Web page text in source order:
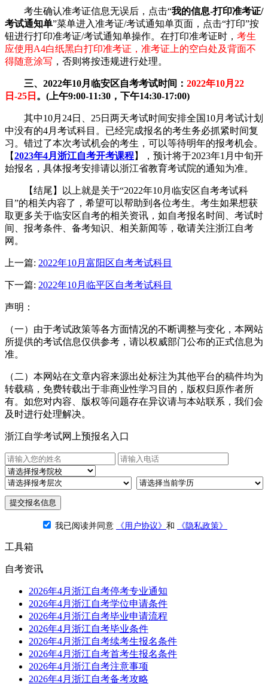
考生确认准考证信息无误后，点击“我的信息-打印准考证/
考试通知单”菜单进入准考证/考试通知单页面，点击“打印”按
钮进行打印准考证/考试通知单操作。在打印准考证时， 考生
应使用A4白纸黑白打印准考证，准考证上的空白处及背面不
得随意涂写 ，否则将按违规进行处理。
三、2022年10月临安区自考考试时间： 2022年10月22
日-25日 。(上午9:00-11:30，下午14:30-17:00)
其中10月24日、25日两天考试时间安排全国10月考试计划
中没有的4月考试科目。已经完成报名的考生务必抓紧时间复
习。错过了本次考试机会的考生，可以等待明年的报考机会。
【2023年4月浙江自考开考课程】，预计将于2023年1月中旬开
始报名，具体报考安排请以浙江省教育考试院的通知为准。
【结尾】以上就是关于“2022年10月临安区自考考试科
目”的相关内容了，希望可以帮助到各位考生。考生如果想获
取更多关于临安区自考的相关资讯，如自考报名时间、考试时
间、报考条件、备考知识、相关新闻等，敬请关注浙江自考
网。
上一篇: 2022年10月富阳区自考考试科目
下一篇: 2022年10月临平区自考考试科目
声明：
（一）由于考试政策等各方面情况的不断调整与变化，本网站
所提供的考试信息仅供参考，请以权威部门公布的正式信息为
准。
（二）本网站在文章内容来源出处标注为其他平台的稿件均为
转载稿，免费转载出于非商业性学习目的，版权归原作者所
有。如您对内容、版权等问题存在异议请与本站联系，我们会
及时进行处理解决。
浙江自学考试网上预报名入口
提交报名信息
我已阅读并同意 《用户协议》 和 《隐私政策》
工具箱
自考资讯
2026年4月浙江自考停考专业通知
2026年4月浙江自考学位申请条件
2026年4月浙江自考毕业申请流程
2026年4月浙江自考毕业条件
2026年4月浙江自考续考生报名条件
2026年4月浙江自考首考生报名条件
2026年4月浙江自考注意事项
2026年4月浙江自考备考攻略